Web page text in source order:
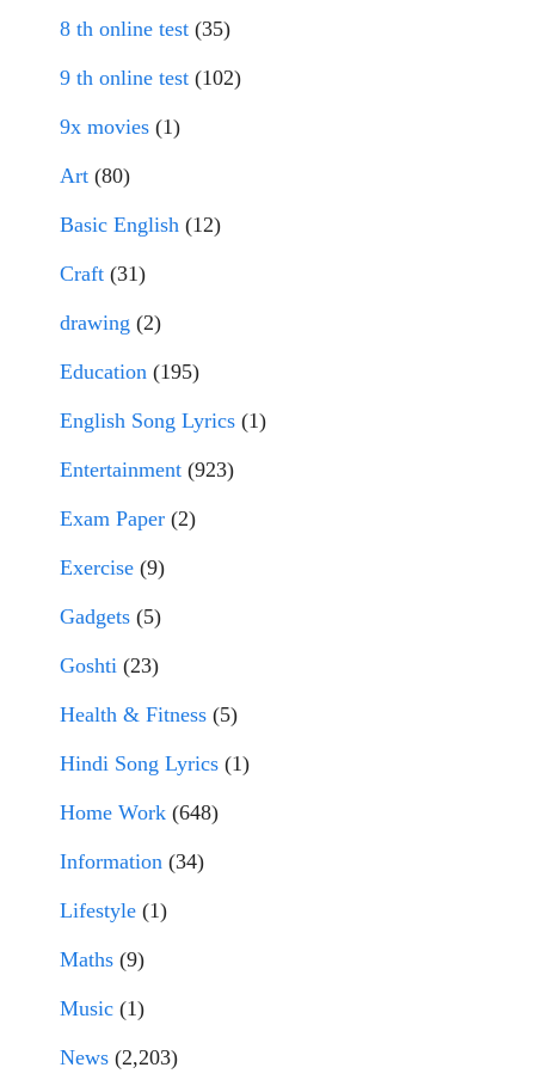
8 th online test (35)
9 th online test (102)
9x movies (1)
Art (80)
Basic English (12)
Craft (31)
drawing (2)
Education (195)
English Song Lyrics (1)
Entertainment (923)
Exam Paper (2)
Exercise (9)
Gadgets (5)
Goshti (23)
Health & Fitness (5)
Hindi Song Lyrics (1)
Home Work (648)
Information (34)
Lifestyle (1)
Maths (9)
Music (1)
News (2,203)